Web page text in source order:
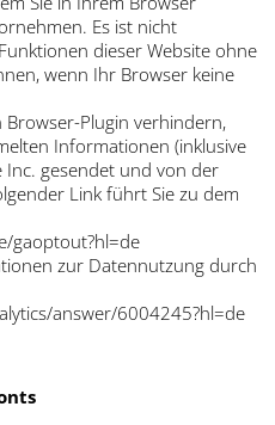
Es ist nicht
dieser Website ohne
wenn Ihr Browser keine
Plugin verhindern,
Informationen (inklusive
Inc. gesendet und von der
Link führt Sie zu dem
gaoptout?hl=de
zur Datennutzung durch
answer/6004245?hl=de